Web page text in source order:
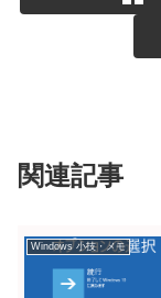
関連記事
Windows 小技・メモ